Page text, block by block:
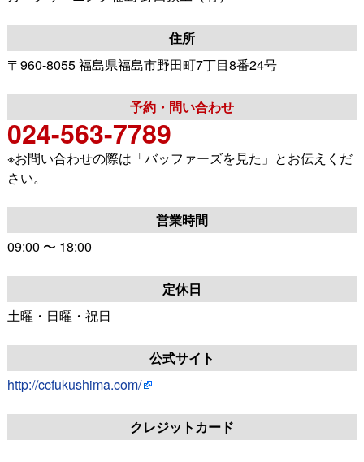
住所
〒960-8055 福島県福島市野田町7丁目8番24号
予約・問い合わせ
024-563-7789
※お問い合わせの際は「バッファーズを見た」とお伝えくだ
さい。
営業時間
09:00 〜 18:00
定休日
土曜・日曜・祝日
公式サイト
http://ccfukushima.com/
クレジットカード